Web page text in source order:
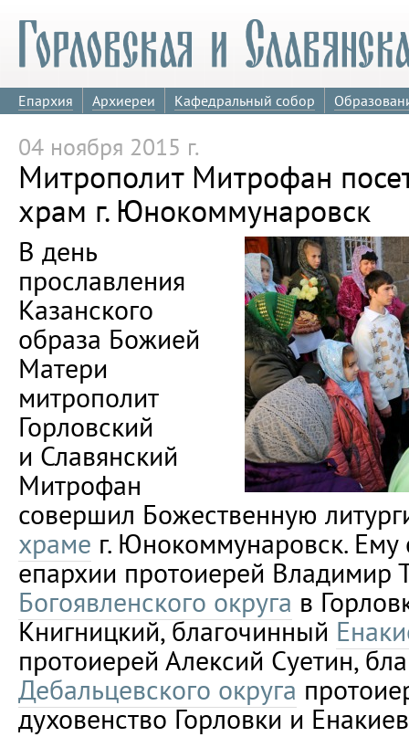
Епархия Архиереи Кафедральный собор
04 ноября 2015 г.
Митрополит Митрофан
храм г. Юнокоммунаровск
В день
прославления
Казанского
образа Божией
Матери
митрополит
Горловский
и Славянский
Митрофан
совершил Божественную
храме г. Юнокоммунаровск. Ему
епархии протоиерей Владимир
Богоявленского округа в
Книгницкий, благочинный
протоиерей Алексий Суетин,
Дебальцевского округа
духовенство Горловки и